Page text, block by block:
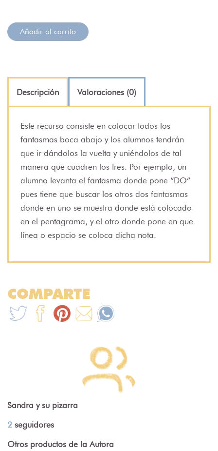
Añadir al carrito
Descripción Valoraciones (0)
Este recurso consiste en colocar todos los
fantasmas boca abajo y los alumnos tendrán
que ir dándolos la vuelta y uniéndolos de tal
manera que cuadren los tres. Por ejemplo, un
alumno levanta el fantasma donde pone “DO”
pues tiene que buscar los otros dos fantasmas
donde en uno se muestra donde está colocado
en el pentagrama, y el otro donde pone en que
línea o espacio se coloca dicha nota.
COMPARTE
Sandra y su pizarra
2 seguidores
Otros productos de la Autora